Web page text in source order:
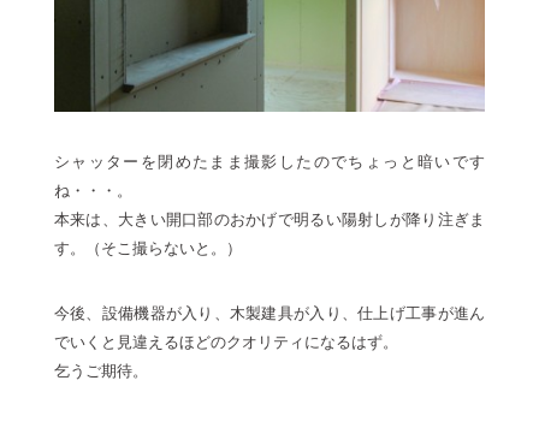
シャッターを閉めたまま撮影したのでちょっと暗いです
ね・・・。
本来は、大きい開口部のおかげで明るい陽射しが降り注ぎま
す。（そこ撮らないと。）
今後、設備機器が入り、木製建具が入り、仕上げ工事が進ん
でいくと見違えるほどのクオリティになるはず。
乞うご期待。